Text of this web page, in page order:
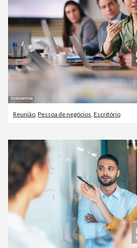
Reunião Pessoa de negócios Escritório